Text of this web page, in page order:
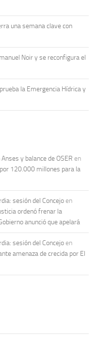
una semana clave con
Noir y se reconfigura el
la Emergencia Hídrica y
y balance de OSER en
120.000 millones para la
sesión del Concejo en
ordenó frenar la
anunció que apelará
sesión del Concejo en
amenaza de crecida por El